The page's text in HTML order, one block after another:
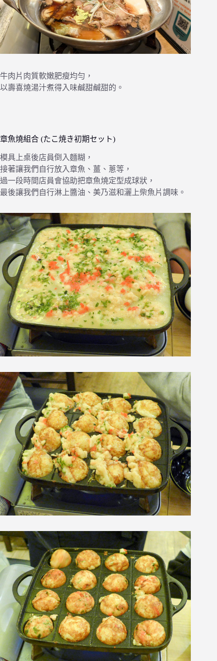
牛肉片肉質軟嫩肥瘦均勻，
以壽喜燒湯汁煮得入味鹹甜鹹甜的。
章魚燒組合 (たこ焼き初期セット)
模具上桌後店員倒入麵糊，
接著讓我們自行放入章魚、薑、蔥等，
過一段時間店員會協助把章魚燒定型成球狀，
最後讓我們自行淋上醬油、美乃滋和灑上柴魚片調味。